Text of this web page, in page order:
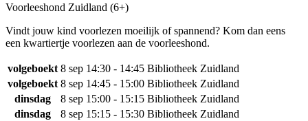
Voorleeshond Zuidland (6+)
Vindt jouw kind voorlezen moeilijk of spannend? Kom dan eens
een kwartiertje voorlezen aan de voorleeshond.
volgeboekt 8 sep 14:30 - 14:45 Bibliotheek Zuidland
volgeboekt 8 sep 14:45 - 15:00 Bibliotheek Zuidland
dinsdag
8 sep 15:00 - 15:15 Bibliotheek Zuidland
dinsdag
8 sep 15:15 - 15:30 Bibliotheek Zuidland